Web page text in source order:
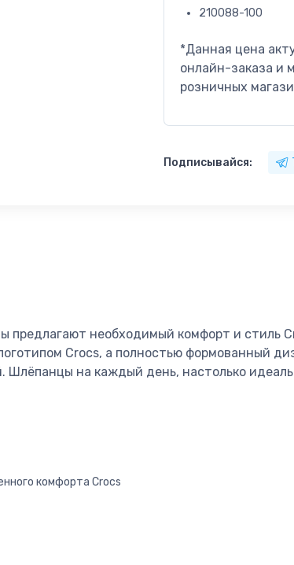
210088-100
*Данная цена
онлайн-заказа и
розничных
Подписывайся:
необходимый комфорт и стиль
Crocs, а полностью формованный
Шлёпанцы на каждый день, настолько
комфорта Crocs